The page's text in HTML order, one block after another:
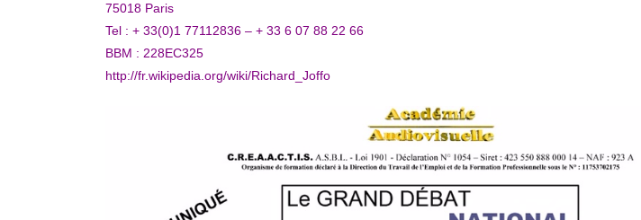
75018 Paris
Tel : + 33(0)1 77112836 – + 33 6 07 88 22 66
BBM : 228EC325
http://fr.wikipedia.org/wiki/Richard_Joffo